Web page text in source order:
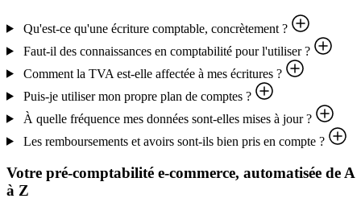
Qu'est-ce qu'une écriture comptable, concrètement ?
Faut-il des connaissances en comptabilité pour l'utiliser ?
Comment la TVA est-elle affectée à mes écritures ?
Puis-je utiliser mon propre plan de comptes ?
À quelle fréquence mes données sont-elles mises à jour ?
Les remboursements et avoirs sont-ils bien pris en compte ?
Votre pré-comptabilité e-commerce, automatisée de A
à Z